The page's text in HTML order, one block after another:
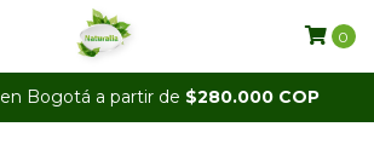
Bogotá a partir de $280.000 COP
0